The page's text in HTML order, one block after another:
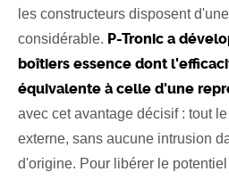
Chercher
les constructeurs disposent
considérable. P-Tronic a
boîtiers essence dont
équivalente à celle d'une
avec cet avantage décisif : tout
externe, sans aucune intrusion
d'origine. Pour libérer le